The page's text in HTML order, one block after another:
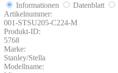
Informationen
Datenblatt
Artikelnummer:
001-STSU205-C224-M
Produkt-ID:
5768
Marke:
Stanley/Stella
Modellname: